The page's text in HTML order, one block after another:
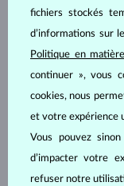
fichiers stockés
d’informations sur
Politique en
continuer », vous
cookies, nous
et votre expérience
Vous pouvez
d’impacter votre
refuser notre